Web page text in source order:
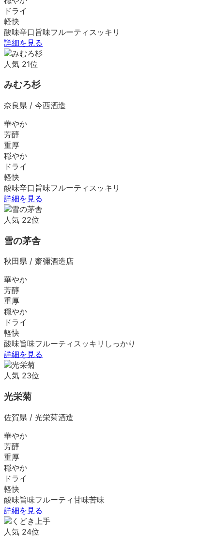
ドライ
軽快
酸味辛口 旨味フルーティ スッキリ
詳細を見る
人気 21位
みむろ杉
奈良県 / 今西酒造
華やか
芳醇
重厚
穏やか
ドライ
軽快
酸味辛口 旨味フルーティ スッキリ
詳細を見る
人気 22位
雪の茅舎
秋田県 / 齋彌酒造店
華やか
芳醇
重厚
穏やか
ドライ
軽快
酸味旨味フルーティ スッキリ しっかり
詳細を見る
人気 23位
光栄菊
佐賀県 / 光栄菊酒造
華やか
芳醇
重厚
穏やか
ドライ
軽快
酸味旨味フルーティ甘味苦味
詳細を見る
人気 24位